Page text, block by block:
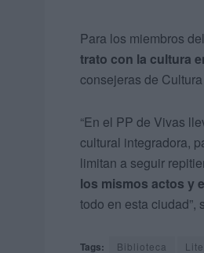
Para los miembros
trato con la cultura
consejeras de
“En el PP de Vivas
cultural integradora,
limitan a seguir
los mismos actos y
todo en esta ciudad”,
Tags: Biblioteca